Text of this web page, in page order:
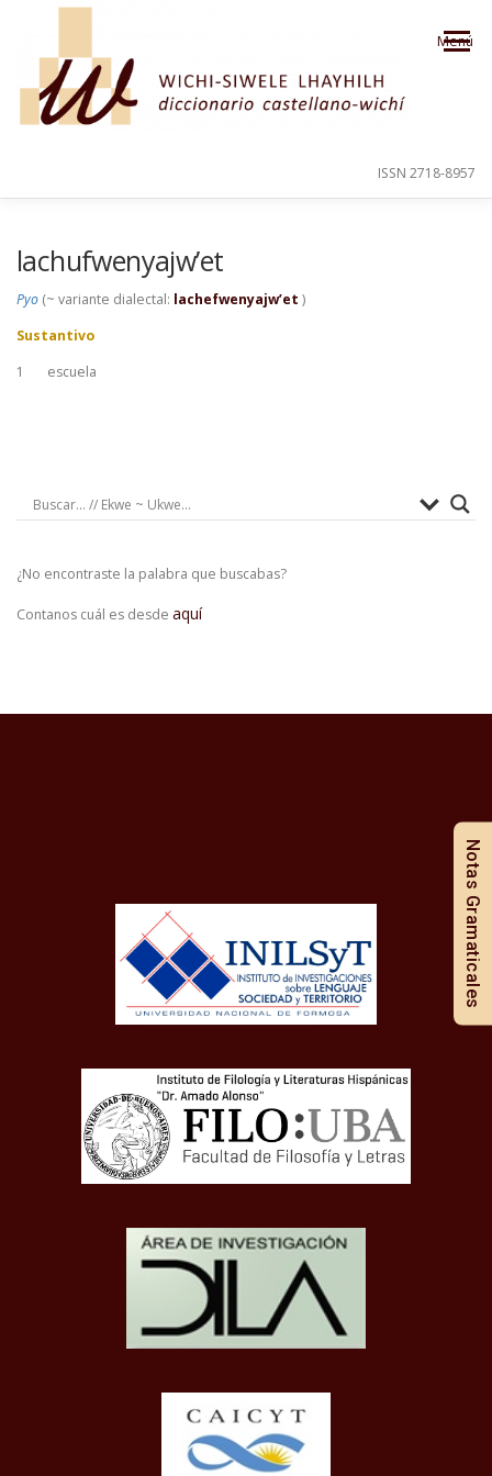
Saltar al contenido
Menú
ISSN 2718-8957
lachufwenyajw’et
Pyo (~ variante dialectal: lachefwenyajw’et )
Sustantivo
1
escuela
¿No encontraste la palabra que buscabas?
Contanos cuál es desde aquí
Notas Gramaticales